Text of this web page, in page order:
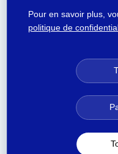
disposition du
code du travail
consultation ;
S’agissant des
aucune précision
Pour en savoir plus,
politique de